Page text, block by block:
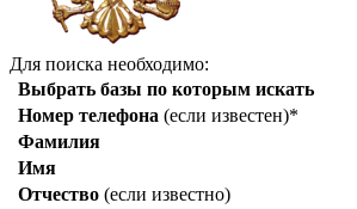
Для поиска необходимо:
Выбрать базы по которым искать
Номер телефона (если известен)*
Фамилия
Имя
Отчество (если известно)